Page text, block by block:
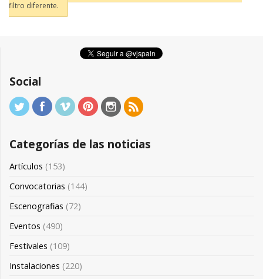
filtro diferente.
Social
Categorías de las noticias
Artículos (153)
Convocatorias (144)
Escenografias (72)
Eventos (490)
Festivales (109)
Instalaciones (220)